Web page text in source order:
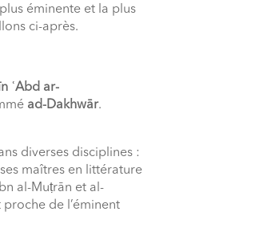
éminente et la plus
ci-après.
ʿAbd ar-
ad-Dakhwār.
diverses disciplines :
maîtres en littérature
al-Muṭrān et al-
de l’éminent